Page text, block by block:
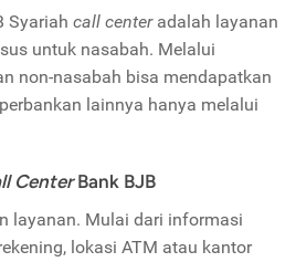
Syariah call centeradalah layanan
untuk nasabah. Melalui
non-nasabah bisa mendapatkan
lainnya hanya melalui
CenterBank BJB
layanan. Mulai dari informasi
lokasi ATM atau kantor